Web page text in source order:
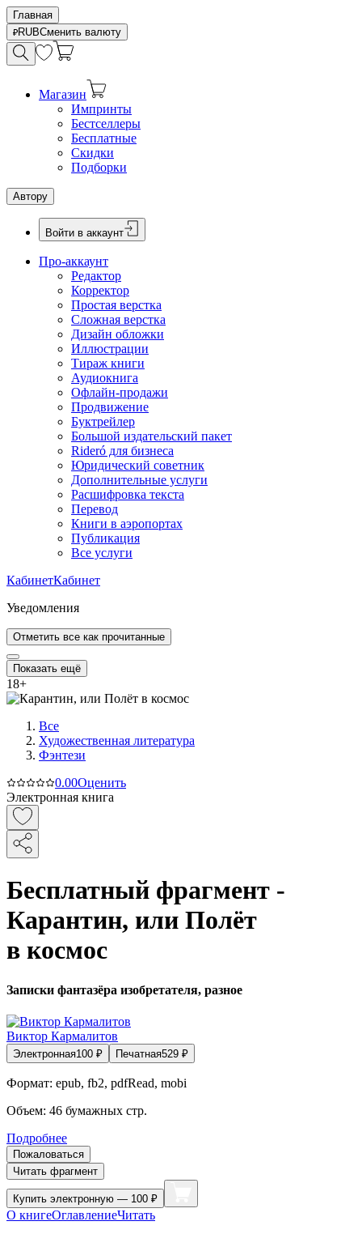
Главная
RUBСменить валюту
Магазин
Импринты
Бестселлеры
Бесплатные
Скидки
Подборки
Автору
Войти в аккаунт
Про-аккаунт
Редактор
Корректор
Простая верстка
Сложная верстка
Дизайн обложки
Иллюстрации
Тираж книги
Аудиокнига
Офлайн-продажи
Продвижение
Буктрейлер
Большой издательский пакет
Rideró для бизнеса
Юридический советник
Дополнительные услуги
Расшифровка текста
Перевод
Книги в аэропортах
Публикация
Все услуги
КабинетКабинет
Уведомления
Отметить все как прочитанные
Показать ещё
18+
Все
Художественная литература
Фэнтези
0.00Оценить
Электронная книга
Бесплатный фрагмент -
Карантин, или Полёт
в космос
Записки фантазёра изобретателя, разное
Виктор Кармалитов
Электронная100 ₽ Печатная529 ₽
Формат: epub, fb2, pdfRead, mobi
Объем: 46 бумажных стр.
Подробнее
Пожаловаться
Читать фрагмент
Купить электронную — 100 ₽
О книгеОглавлениеЧитать